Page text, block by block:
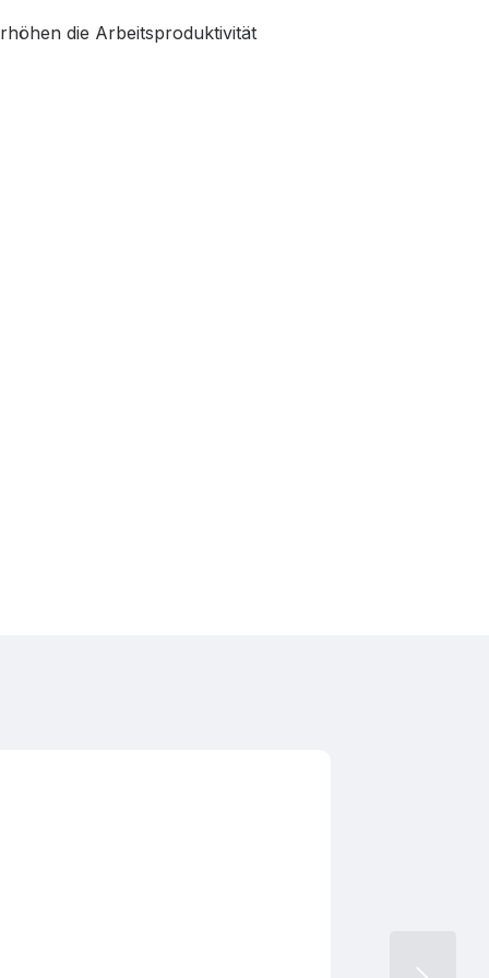
die Arbeitsproduktivität